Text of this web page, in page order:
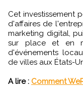
Cet investissement
d'affaires de
marketing digital,
sur place et en
d'événements
de villes aux États-
A lire : Comment